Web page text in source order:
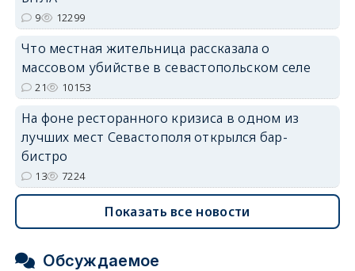
9 12299
Что местная жительница рассказала о
массовом убийстве в севастопольском селе
21 10153
На фоне ресторанного кризиса в одном из
лучших мест Севастополя открылся бар-
бистро
13 7224
Показать все новости
Обсуждаемое